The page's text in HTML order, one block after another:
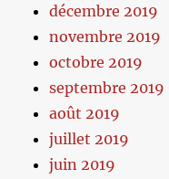
décembre 2019
novembre 2019
octobre 2019
septembre 2019
août 2019
juillet 2019
juin 2019